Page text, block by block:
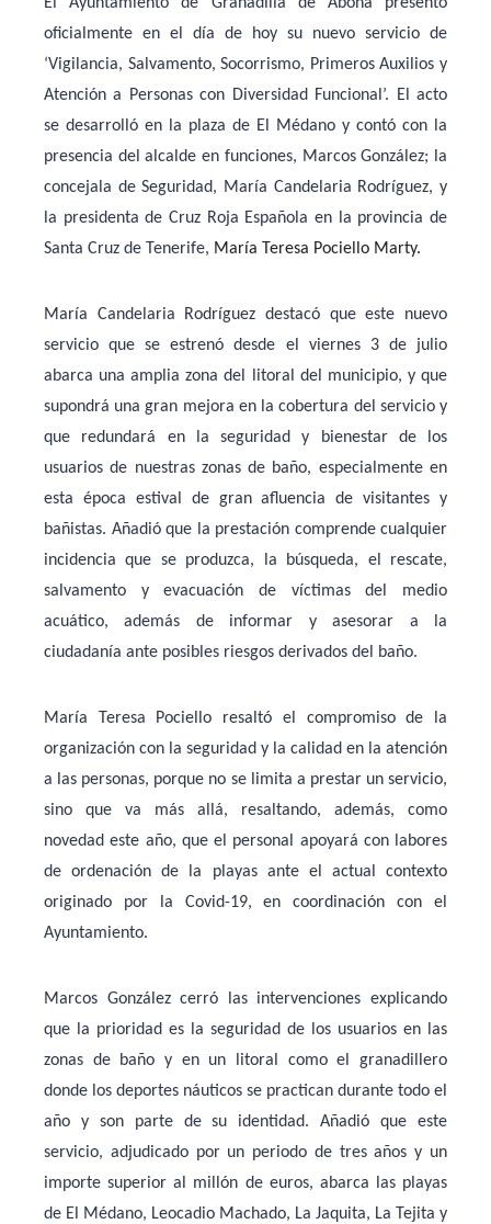
oficialmente en el día de hoy su nuevo servicio de
‘Vigilancia, Salvamento, Socorrismo, Primeros Auxilios y
Atención a Personas con Diversidad Funcional’. El acto
se desarrolló en la plaza de El Médano y contó con la
presencia del alcalde en funciones, Marcos González; la
concejala de Seguridad, María Candelaria Rodríguez, y
la presidenta de Cruz Roja Española en la provincia de
Santa Cruz de Tenerife, María Teresa Pociello Marty.
María Candelaria Rodríguez destacó que este nuevo
servicio que se estrenó desde el viernes 3 de julio
abarca una amplia zona del litoral del municipio, y que
supondrá una gran mejora en la cobertura del servicio y
que redundará en la seguridad y bienestar de los
usuarios de nuestras zonas de baño, especialmente en
esta época estival de gran afluencia de visitantes y
bañistas. Añadió que la prestación comprende cualquier
incidencia que se produzca, la búsqueda, el rescate,
salvamento y evacuación de víctimas del medio
acuático, además de informar y asesorar a la
ciudadanía ante posibles riesgos derivados del baño.
María Teresa Pociello resaltó el compromiso de la
organización con la seguridad y la calidad en la atención
a las personas, porque no se limita a prestar un servicio,
sino que va más allá, resaltando, además, como
novedad este año, que el personal apoyará con labores
de ordenación de la playas ante el actual contexto
originado por la Covid-19, en coordinación con el
Ayuntamiento.
Marcos González cerró las intervenciones explicando
que la prioridad es la seguridad de los usuarios en las
zonas de baño y en un litoral como el granadillero
donde los deportes náuticos se practican durante todo el
año y son parte de su identidad. Añadió que este
servicio, adjudicado por un periodo de tres años y un
importe superior al millón de euros, abarca las playas
de El Médano, Leocadio Machado, La Jaquita, La Tejita y